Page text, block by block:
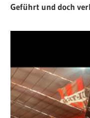
Geführt und doch